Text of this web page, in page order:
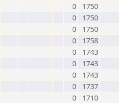
0
1750
0
1750
0
1750
0
1758
0
1743
0
1743
0
1743
0
1737
0
1710